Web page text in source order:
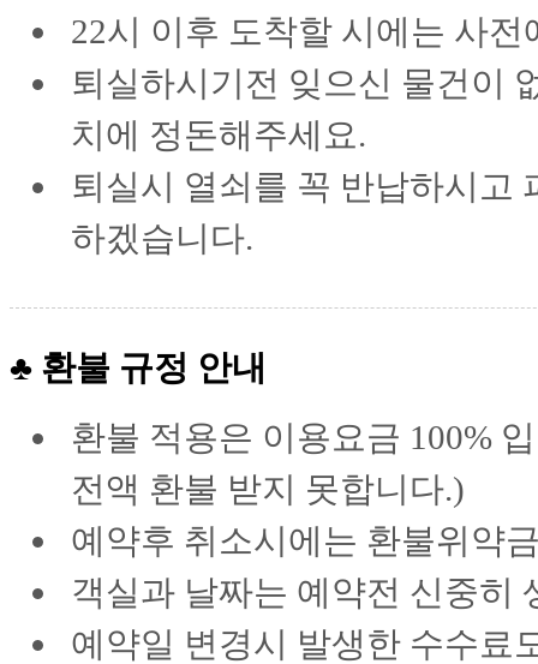
22시 이후 도착할 시에는 사
퇴실하시기전 잊으신 물건이
치에 정돈해주세요.
퇴실시 열쇠를 꼭 반납하시고
하겠습니다.
♣ 환불 규정 안내
환불 적용은 이용요금 100%
전액 환불 받지 못합니다.)
예약후 취소시에는 환불위약
객실과 날짜는 예약전 신중히
예약일 변경시 발생한 수수료